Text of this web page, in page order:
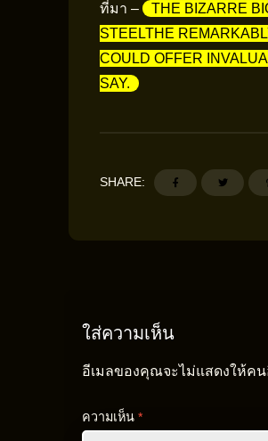
ที่มา –
THE BIZARRE
STEELTHE
COULD OFFER
SAY.
SHARE:
ใส่ความเห็น
อีเมลของคุณจะไม่แสดงให้ค
ความเห็น *